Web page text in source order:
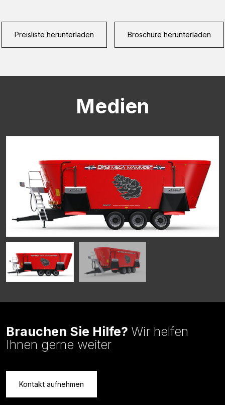
Preisliste herunterladen Broschüre herunterladen
Medien
Brauchen Sie Hilfe? Wir helfen
Ihnen gerne weiter
Kontakt aufnehmen